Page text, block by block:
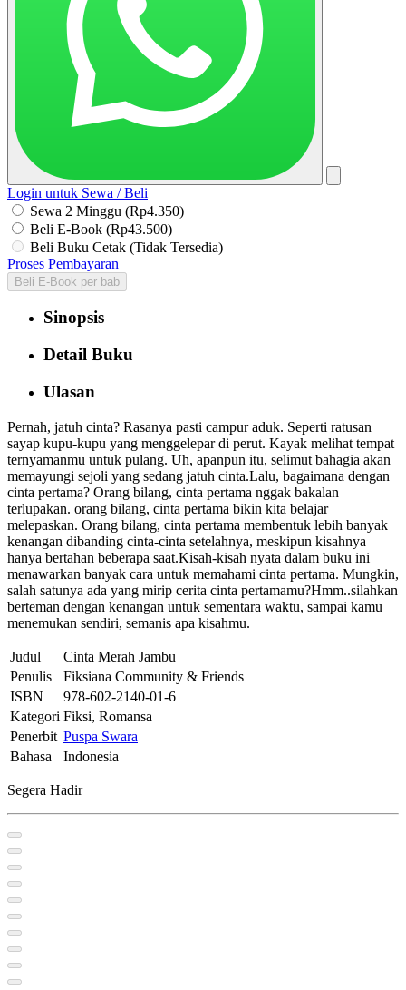
Login untuk Sewa / Beli
Sewa 2 Minggu (Rp4.350)
Beli E-Book (Rp43.500)
Beli Buku Cetak (Tidak Tersedia)
Proses Pembayaran
Beli E-Book per bab
Sinopsis
Detail Buku
Ulasan
Pernah, jatuh cinta? Rasanya pasti campur aduk. Seperti ratusan
sayap kupu-kupu yang menggelepar di perut. Kayak melihat tempat
ternyamanmu untuk pulang. Uh, apanpun itu, selimut bahagia akan
memayungi sejoli yang sedang jatuh cinta.Lalu, bagaimana dengan
cinta pertama? Orang bilang, cinta pertama nggak bakalan
terlupakan. orang bilang, cinta pertama bikin kita belajar
melepaskan. Orang bilang, cinta pertama membentuk lebih banyak
kenangan dibanding cinta-cinta setelahnya, meskipun kisahnya
hanya bertahan beberapa saat.Kisah-kisah nyata dalam buku ini
menawarkan banyak cara untuk memahami cinta pertama. Mungkin,
salah satunya ada yang mirip cerita cinta pertamamu?Hmm..silahkan
berteman dengan kenangan untuk sementara waktu, sampai kamu
menemukan sendiri, semanis apa kisahmu.
Judul
Cinta Merah Jambu
Penulis
Fiksiana Community & Friends
ISBN
978-602-2140-01-6
Kategori Fiksi, Romansa
Penerbit Puspa Swara
Bahasa
Indonesia
Segera Hadir